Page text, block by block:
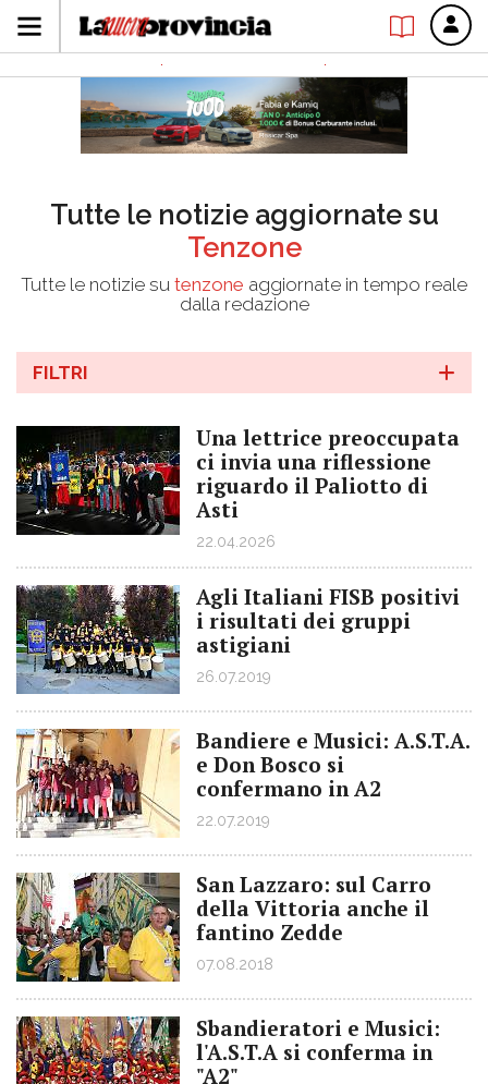
Tutte le notizie aggiornate su
Tenzone
Tutte le notizie su tenzone aggiornate in tempo reale
dalla redazione
FILTRI
Una lettrice preoccupata
ci invia una riflessione
riguardo il Paliotto di
Asti
22.04.2026
Agli Italiani FISB positivi
i risultati dei gruppi
astigiani
26.07.2019
Bandiere e Musici: A.S.T.A.
e Don Bosco si
confermano in A2
22.07.2019
San Lazzaro: sul Carro
della Vittoria anche il
fantino Zedde
07.08.2018
Sbandieratori e Musici:
l'A.S.T.A si conferma in
"A2"